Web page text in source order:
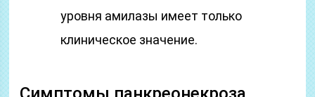
уровня амилазы имеет только
клиническое значение.